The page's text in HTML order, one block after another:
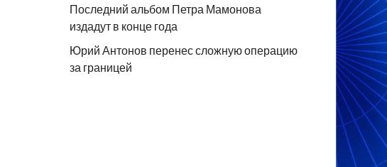
Последний альбом Петра Мамонова
издадут в конце года
Юрий Антонов перенес сложную операцию
за границей